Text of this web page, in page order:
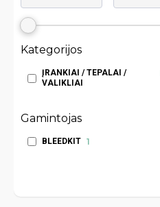
Kategorijos
ĮRANKIAI / TEPALAI /
VALIKLIAI
Gamintojas
BLEEDKIT 1